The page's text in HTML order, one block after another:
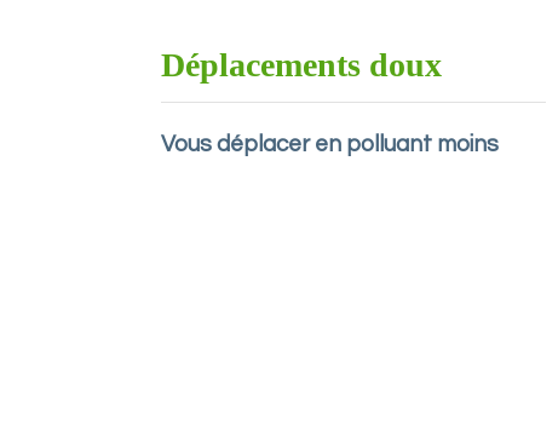
Déplacements doux
Vous déplacer en polluant moins